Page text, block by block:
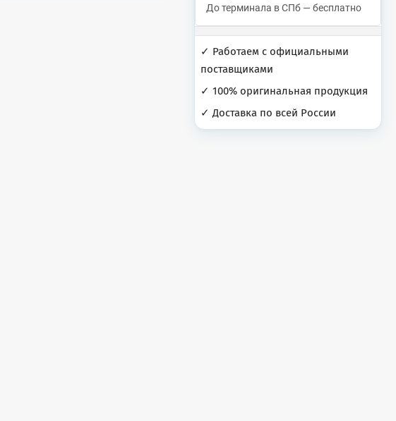
До терминала в СПб — бесплатно
✓ Работаем с официальными
поставщиками
✓ 100% оригинальная продукция
✓ Доставка по всей России